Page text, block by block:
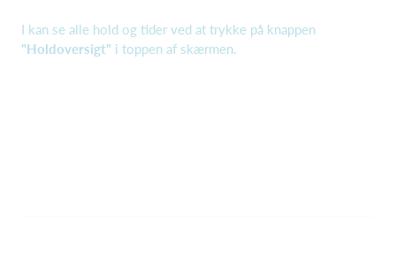
I kan se alle hold og tider ved at trykke på knappen
"Holdoversigt" i toppen af skærmen.